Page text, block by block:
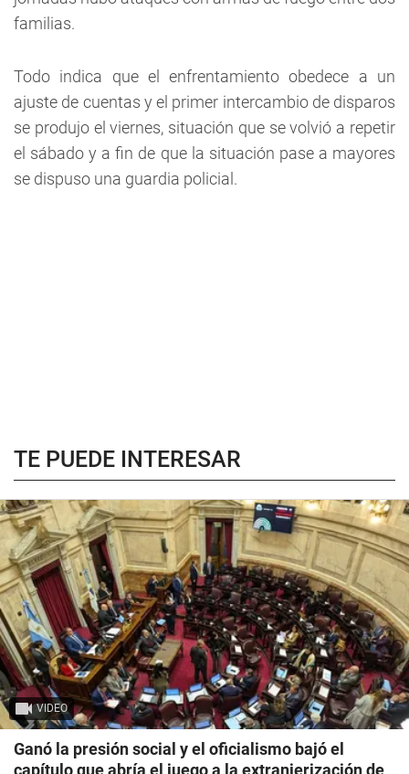
familias.
Todo indica que el enfrentamiento obedece a un
ajuste de cuentas y el primer intercambio de disparos
se produjo el viernes, situación que se volvió a repetir
el sábado y a fin de que la situación pase a mayores
se dispuso una guardia policial.
TE PUEDE INTERESAR
VIDEO
Ganó la presión social y el oficialismo bajó el
capítulo que abría el juego a la extranjerización de